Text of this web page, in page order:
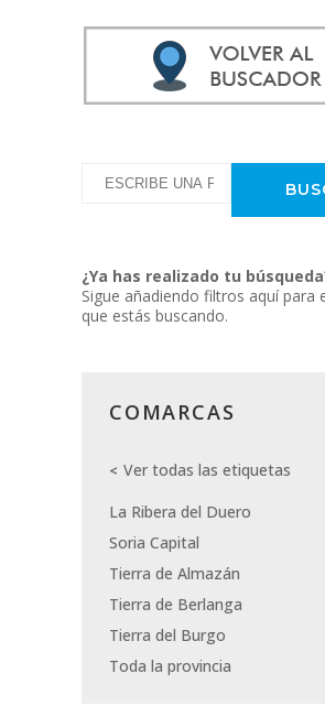
¿Ya has realizado tu
Sigue añadiendo filtros aquí para
que estás buscando.
COMARCAS
Ver todas las etiquetas
La Ribera del Duero
Soria Capital
Tierra de Almazán
Tierra de Berlanga
Tierra del Burgo
Toda la provincia